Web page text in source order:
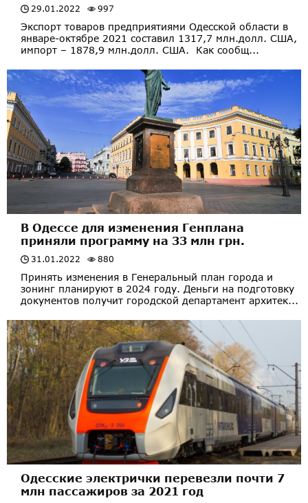
29.01.2022 997
Экспорт товаров предприятиями Одесской области в
январе-октябре 2021 составил 1317,7 млн.долл. США,
импорт – 1878,9 млн.долл. США. Как сообщ...
В Одессе для изменения Генплана
приняли программу на 33 млн грн.
31.01.2022 880
Принять изменения в Генеральный план города и
зонинг планируют в 2024 году. Деньги на подготовку
документов получит городской департамент архитек...
Одесские электрички перевезли почти 7
млн пассажиров за 2021 год